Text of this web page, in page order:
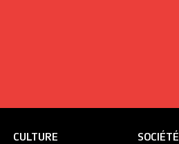
CULTURE SOCIÉTÉ